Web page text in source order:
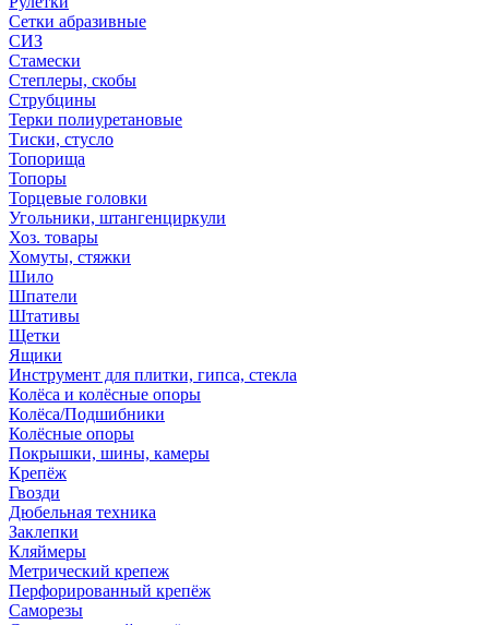
Сетки абразивные
СИЗ
Стамески
Степлеры, скобы
Струбцины
Терки полиуретановые
Тиски, стусло
Топорища
Топоры
Торцевые головки
Угольники, штангенциркули
Хоз. товары
Хомуты, стяжки
Шило
Шпатели
Штативы
Щетки
Ящики
Инструмент для плитки, гипса, стекла
Колёса и колёсные опоры
Колёса/Подшибники
Колёсные опоры
Покрышки, шины, камеры
Крепёж
Гвозди
Дюбельная техника
Заклепки
Кляймеры
Метрический крепеж
Перфорированный крепёж
Саморезы